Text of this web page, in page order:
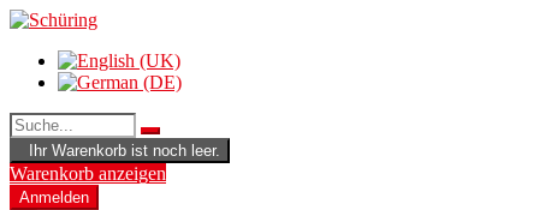
Ihr Warenkorb ist noch leer.
Warenkorb anzeigen
Anmelden